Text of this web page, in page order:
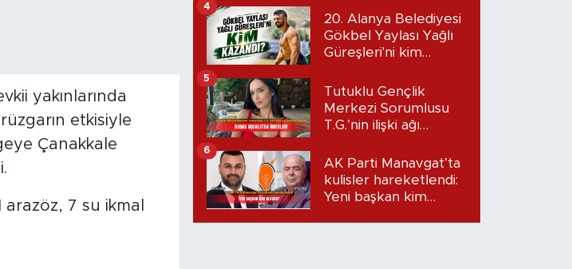
yakınlarında
etkisiyle
Çanakkale
7 su ikmal
20. Alanya Belediyesi
Gökbel Yaylası Yağlı
Güreşleri'ni kim
4
Tutuklu Gençlik
Merkezi Sorumlusu
T.G.’nin ilişki ağı
Dudak uçuklatan
iddialar!
5
AK Parti Manavgat’ta
kulisler hareketlendi:
Yeni başkan kim
6